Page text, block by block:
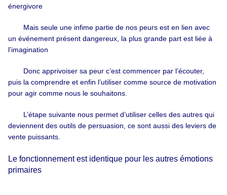
énergivore
Mais seule une infime partie de nos peurs est en lien avec
un événement présent dangereux, la plus grande part est liée à
l’imagination
Donc apprivoiser sa peur c’est commencer par l’écouter,
puis la comprendre et enfin l’utiliser comme source de motivation
pour agir comme nous le souhaitons.
L’étape suivante nous permet d’utiliser celles des autres qui
deviennent des outils de persuasion, ce sont aussi des leviers de
vente puissants.
Le fonctionnement est identique pour les autres émotions
primaires